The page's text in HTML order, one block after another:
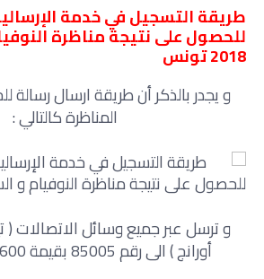
طريقة
للحصول على نتيجة مناظرة
2018 تونس
و يجدر بالذكر أن طريقة ارسال
المناظرة كالتالي :
و ترسل عبر جميع وسائل الاتصالات (
أورانج ) الى رقم 85005 بقيمة 600 مليم للرسالة .